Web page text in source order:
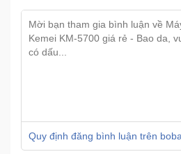
Quy định đăng bình luận trên